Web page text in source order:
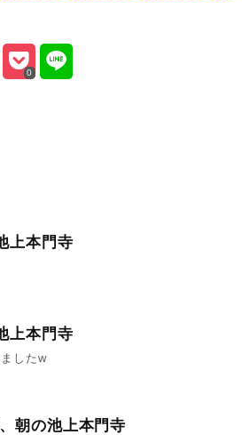
0
上本門寺
上本門寺
したw
朝の池上本門寺